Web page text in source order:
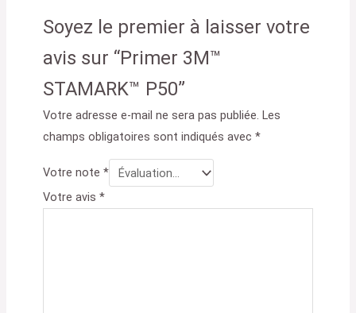
Soyez le premier à laisser votre
avis sur “Primer 3M™
STAMARK™ P50”
Votre adresse e-mail ne sera pas publiée. Les
champs obligatoires sont indiqués avec *
Votre note *
Votre avis *